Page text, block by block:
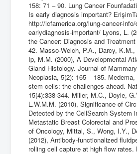
158: 71 – 90. Lung Cancer
Is early diagnosis important?
http://lcfamerica.org/lung-cancer-
earlydiagnosis-important/ Lyons, L.
the Cancer: Diagnosis and
42. Masso-Welch, P.A., Darcy,
Ip, M.M. (2000), A Developmental
Gland Histology. Journal of
Neoplasia, 5(2): 165 – 185.
stem cells: the challenges ahead.
15(4):338-344. Miller, M.C., Doyle,
L.W.M.M. (2010), Significance of
Detected by the CellSearch System
Metastatic Breast Colorectal and
of Oncology, Mittal, S., Wong, I.Y.,
(2012), Antibody-functionalized
rolling cell capture at high flow